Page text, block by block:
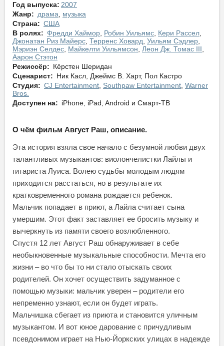
Год выпуска: 2007
Жанр: драма, музыка
Страна: США
В ролях: Фредди Хаймор, Робин Уильямс, Кери Рассел,
Джонатан Риз Майерс, Терренс Ховард, Уильям Сэдлер,
Мэриэн Селдес, Майкелти Уильямсон, Леон Дж. Томас III,
Аарон Стэтон
Режиссёр: Кёрстен Шеридан
Сценарист: Ник Касл, Джеймс В. Харт, Пол Кастро
Студия: CJ Entertainment, Southpaw Entertainment, Warner
Bros.
Доступен на: iPhone, iPad, Android и Смарт-ТВ
О чём фильм Август Раш, описание.
Эта история взяла свое начало с безумной любви двух
талантливых музыкантов: виолончелистки Лайлы и
гитариста Луиса. Волею судьбы молодым людям
приходится расстаться, но в результате их
кратковременного романа рождается ребенок.
Мальчик попадает в приют, а Лайла считает сына
умершим. Этот факт заставляет ее бросить музыку и
вычеркнуть из памяти своего возлюбленного.
Спустя 12 лет Август Раш обнаруживает в себе
необыкновенные музыкальные способности. Мечта его
жизни – во что бы то ни стало отыскать своих
родителей. Он хочет осуществить задуманное с
помощью музыки: мальчик уверен – родители его
непременно узнают, если он будет играть.
Мальчишка сбегает из приюта и становится уличным
музыкантом. И вот юное дарование с причудливым
псевдонимом играет на Нью-Йоркских улицах в надежде